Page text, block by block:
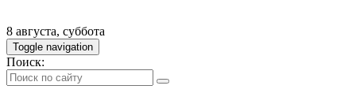
8 августа, суббота
Toggle navigation
Поиск: